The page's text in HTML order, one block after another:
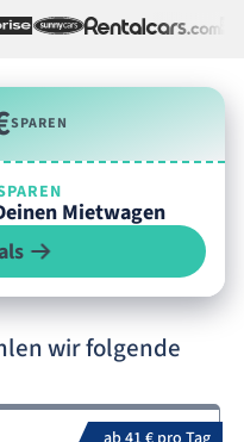
SPAREN
Mietwagen
wir folgende